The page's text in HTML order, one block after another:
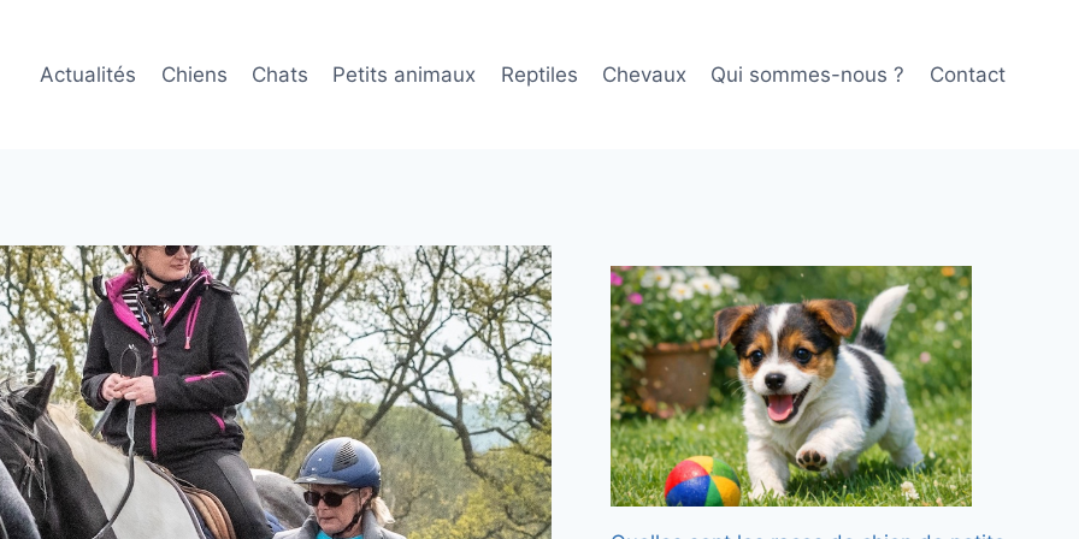
Actualités Chiens Chats Petits animaux Reptiles Chevaux Qui sommes-nous ? Contact